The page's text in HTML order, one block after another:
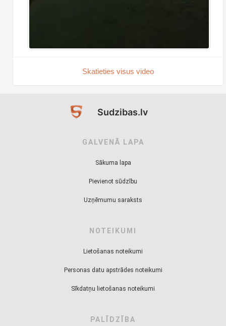
Skatieties visus video
Sudzibas.lv
GALVENĀ LAPA
Sākuma lapa
Pievienot sūdzību
Uzņēmumu saraksts
NOTEIKUMI
Lietošanas noteikumi
Personas datu apstrādes noteikumi
Sīkdatņu lietošanas noteikumi
PALĪDZĪBA